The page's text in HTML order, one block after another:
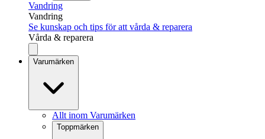
Vandring
Vandring
Se kunskap och tips för att vårda & reparera
Vårda & reparera
Varumärken
Allt inom Varumärken
Toppmärken